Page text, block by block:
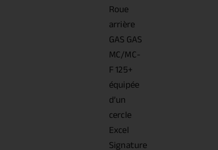
Roue
arrière
GAS GAS
MC/MC-
F 125+
équipée
d’un
cercle
Excel
Signature